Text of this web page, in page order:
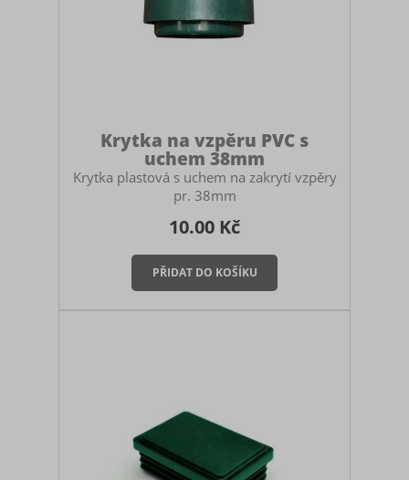
Krytka na vzpěru PVC s
uchem 38mm
Krytka plastová s uchem na zakrytí vzpěry
pr. 38mm
10.00 Kč